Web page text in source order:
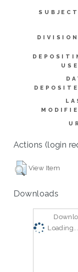
Actions (login
View Item
Downloads
Loading...